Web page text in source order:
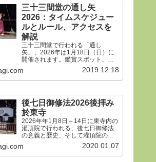
行・神輿渡御などの行事の日程、
生稚児や久世駒形稚児、各山鉾や
御朱印、屋台や歩行者天国や交通
規制などのおすすめ情報です。
三十三間堂の通し矢
2026：タイムスケジュー
ルとルール、アクセスを
解説
三十三間堂で行われる「通し
矢」、2026年は1月18日（日）に
開催されます。鑑賞スポット、タ
イムスケジュール、ルールや歴
史、そして三十三間堂の概要、ア
クセス方法などをご紹介します。
2019.12.18
後七日御修法2026後拝み
於東寺
2026年年1月8日～14日に東寺内の
灌頂院で行われる、後七日御修法
の意義と歴史、そして灌頂院の内
部で何をするのかを解説した後、
14日の「後拝み」での灌頂院参拝
方法などをご紹介します。合掌。
2020.01.07